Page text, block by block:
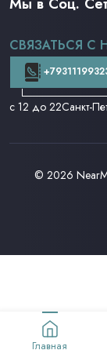
Доставка и Оплата
Контакты
СВЯЗАТЬСЯ С
с 12 до 22Санкт-
© 2026
Главная